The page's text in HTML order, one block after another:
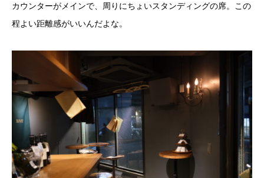
カウンターがメインで、周りにちょいスタンディングの席。この
程よい距離感がいいんだよな。